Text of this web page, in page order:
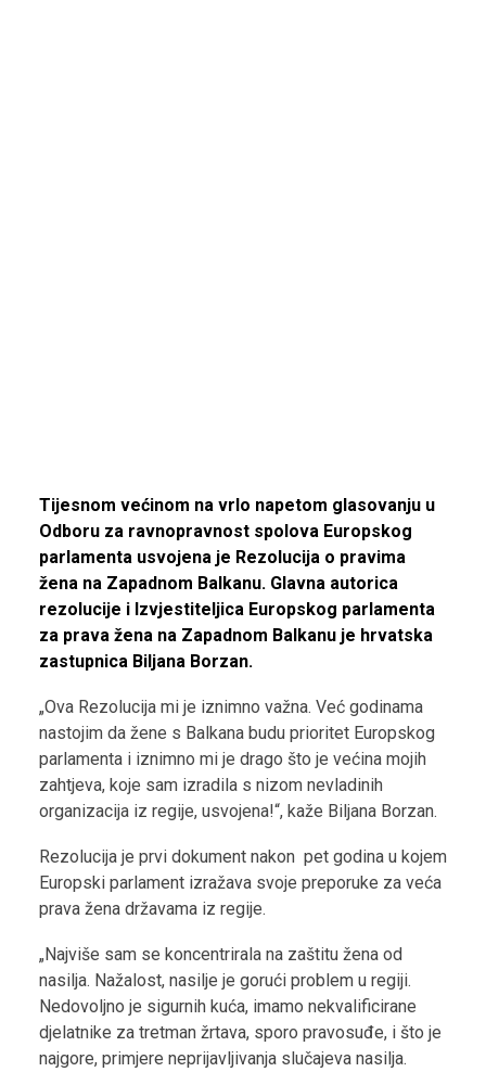
Tijesnom većinom na vrlo napetom glasovanju u
Odboru za ravnopravnost spolova Europskog
parlamenta usvojena je Rezolucija o pravima
žena na Zapadnom Balkanu. Glavna autorica
rezolucije i Izvjestiteljica Europskog parlamenta
za prava žena na Zapadnom Balkanu je hrvatska
zastupnica Biljana Borzan.
„Ova Rezolucija mi je iznimno važna. Već godinama
nastojim da žene s Balkana budu prioritet Europskog
parlamenta i iznimno mi je drago što je većina mojih
zahtjeva, koje sam izradila s nizom nevladinih
organizacija iz regije, usvojena!“, kaže Biljana Borzan.
Rezolucija je prvi dokument nakon pet godina u kojem
Europski parlament izražava svoje preporuke za veća
prava žena državama iz regije.
„Najviše sam se koncentrirala na zaštitu žena od
nasilja. Nažalost, nasilje je gorući problem u regiji.
Nedovoljno je sigurnih kuća, imamo nekvalificirane
djelatnike za tretman žrtava, sporo pravosuđe, i što je
najgore, primjere neprijavljivanja slučajeva nasilja.